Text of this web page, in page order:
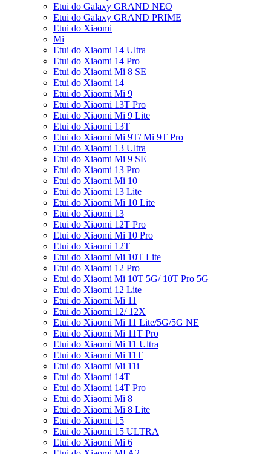
Etui do Galaxy GRAND NEO
Etui do Galaxy GRAND PRIME
Etui do Xiaomi
Mi
Etui do Xiaomi 14 Ultra
Etui do Xiaomi 14 Pro
Etui do Xiaomi Mi 8 SE
Etui do Xiaomi 14
Etui do Xiaomi Mi 9
Etui do Xiaomi 13T Pro
Etui do Xiaomi Mi 9 Lite
Etui do Xiaomi 13T
Etui do Xiaomi Mi 9T/ Mi 9T Pro
Etui do Xiaomi 13 Ultra
Etui do Xiaomi Mi 9 SE
Etui do Xiaomi 13 Pro
Etui do Xiaomi Mi 10
Etui do Xiaomi 13 Lite
Etui do Xiaomi Mi 10 Lite
Etui do Xiaomi 13
Etui do Xiaomi 12T Pro
Etui do Xiaomi Mi 10 Pro
Etui do Xiaomi 12T
Etui do Xiaomi Mi 10T Lite
Etui do Xiaomi 12 Pro
Etui do Xiaomi Mi 10T 5G/ 10T Pro 5G
Etui do Xiaomi 12 Lite
Etui do Xiaomi Mi 11
Etui do Xiaomi 12/ 12X
Etui do Xiaomi Mi 11 Lite/5G/5G NE
Etui do Xiaomi Mi 11T Pro
Etui do Xiaomi Mi 11 Ultra
Etui do Xiaomi Mi 11T
Etui do Xiaomi Mi 11i
Etui do Xiaomi 14T
Etui do Xiaomi 14T Pro
Etui do Xiaomi Mi 8
Etui do Xiaomi Mi 8 Lite
Etui do Xiaomi 15
Etui do Xiaomi 15 ULTRA
Etui do Xiaomi Mi 6